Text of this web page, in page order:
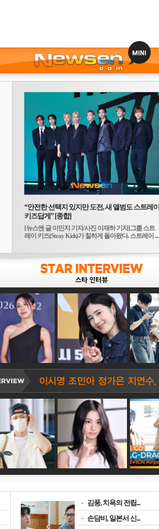
“안전한 선택지 있지만 도전, 새 앨범도 스트레이
키즈답게” [종합]
[뉴스엔 글 이민지 기자/사진 이재하 기자]그룹 스트
레이 키즈(Stray Kids)가 칠하게 돌아왔다. 스트레이 ...
- 김풍, 치욕의 전립...
- 손담비, 일본서 신...